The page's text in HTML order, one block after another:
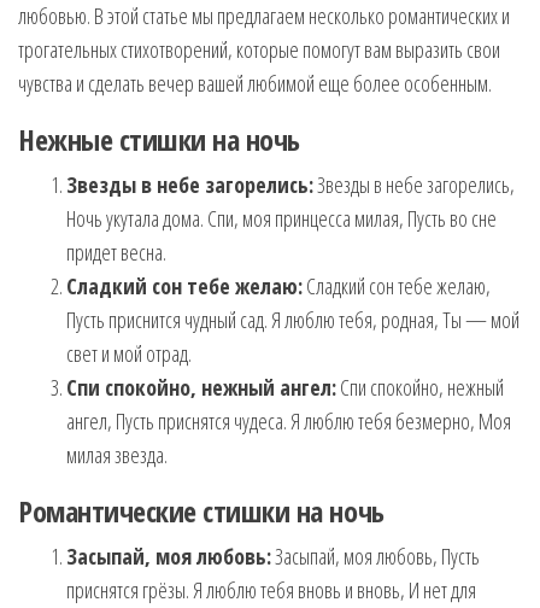
любовью. В этой статье мы предлагаем несколько романтических и
трогательных стихотворений, которые помогут вам выразить свои
чувства и сделать вечер вашей любимой еще более особенным.
Нежные стишки на ночь
Звезды в небе загорелись:Звезды в небе загорелись,
Ночь укутала дома. Спи, моя принцесса милая, Пусть во сне
придет весна.
Сладкий сон тебе желаю:Сладкий сон тебе желаю,
Пусть приснится чудный сад. Я люблю тебя, родная, Ты — мой
свет и мой отрад.
Спи спокойно, нежный ангел:Спи спокойно, нежный
ангел, Пусть приснятся чудеса. Я люблю тебя безмерно, Моя
милая звезда.
Романтические стишки на ночь
Засыпай, моя любовь:Засыпай, моя любовь, Пусть
приснятся грёзы. Я люблю тебя вновь и вновь, И нет для